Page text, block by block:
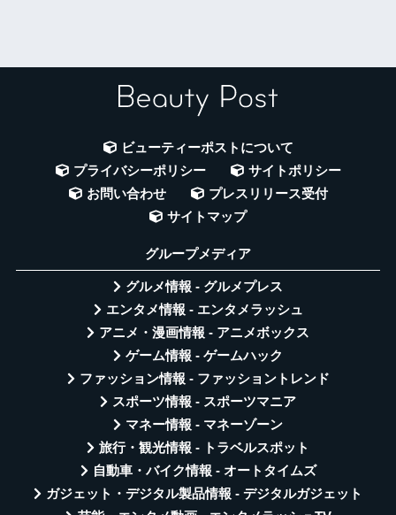
ビューティーポストについて
プライバシーポリシー
サイトポリシー
お問い合わせ
プレスリリース受付
サイトマップ
グループメディア
グルメ情報 - グルメプレス
エンタメ情報 - エンタメラッシュ
アニメ・漫画情報 - アニメボックス
ゲーム情報 - ゲームハック
ファッション情報 - ファッショントレンド
スポーツ情報 - スポーツマニア
マネー情報 - マネーゾーン
旅行・観光情報 - トラベルスポット
自動車・バイク情報 - オートタイムズ
ガジェット・デジタル製品情報 - デジタルガジェット